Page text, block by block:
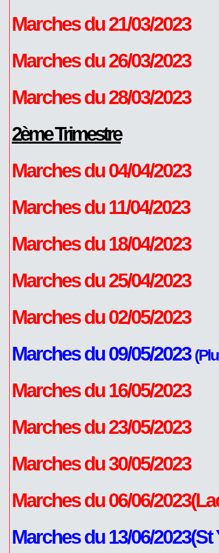
Marches du 21/03/2023
Marches du 26/03/2023
Marches du 28/03/2023
2ème Trimestre
Marches du 04/04/2023
Marches du 11/04/2023
Marches du 18/04/2023
Marches du 25/04/2023
Marches du 02/05/2023
Marches du 09/05/2023
Marches du 16/05/2023
Marches du 23/05/2023
Marches du 30/05/2023
Marches du 06/06/
Marches du 13/06/2023(St